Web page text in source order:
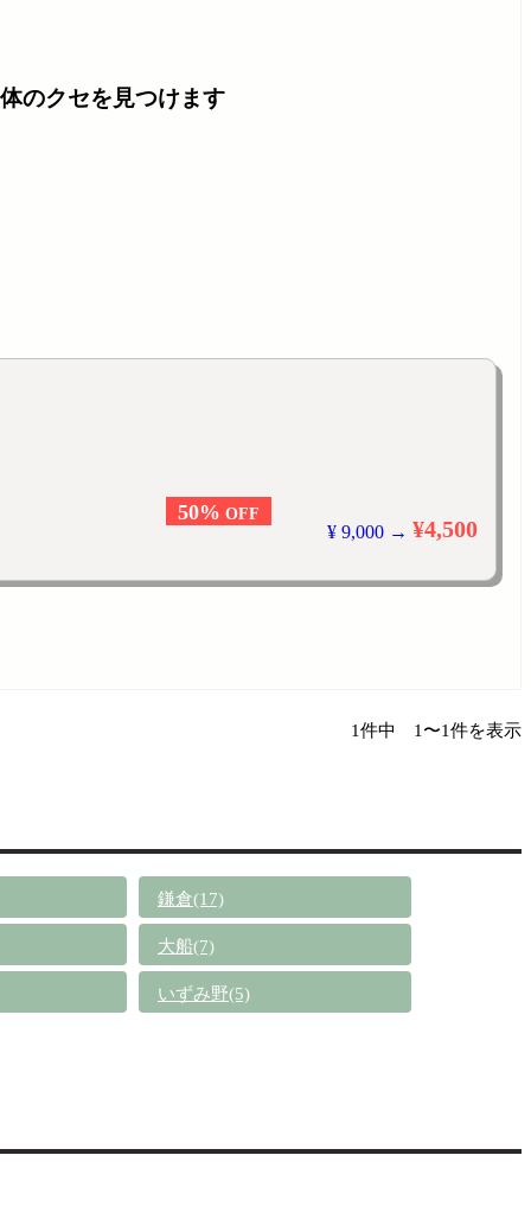
のクセを見つけます
50% OFF
¥ 9,000 → ¥4,500
1件中 1〜1件を表示
鎌倉(17)
大船(7)
いずみ野(5)